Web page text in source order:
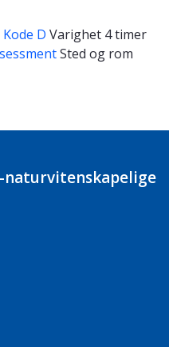
Kode D Varighet 4 timer
Sted og rom
naturvitenskapelige